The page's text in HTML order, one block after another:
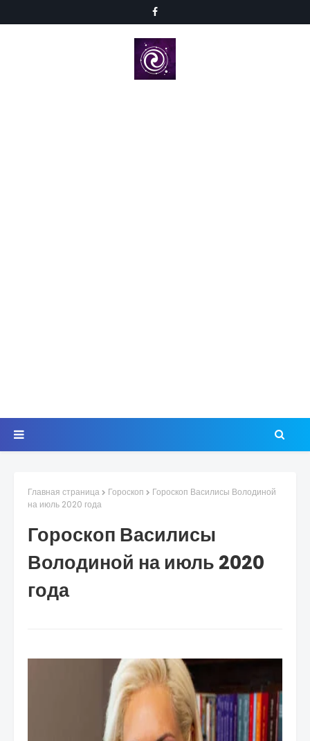
Главная страница Гороскоп
Гороскоп Василисы Володиной
на июль 2020 года
Гороскоп Василисы
Володиной на июль 2020
года